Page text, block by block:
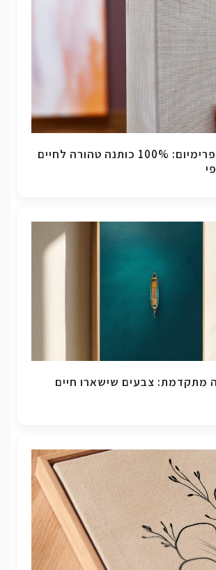
קנבס אמנים פרימיום: 100% כותנה טהורה לחיים
מתקדמת: צבעים שישארו חיים